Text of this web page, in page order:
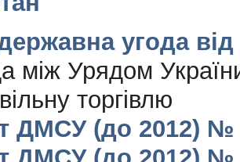
між Урядом
торгівлю
ДМСУ (до 2012) №